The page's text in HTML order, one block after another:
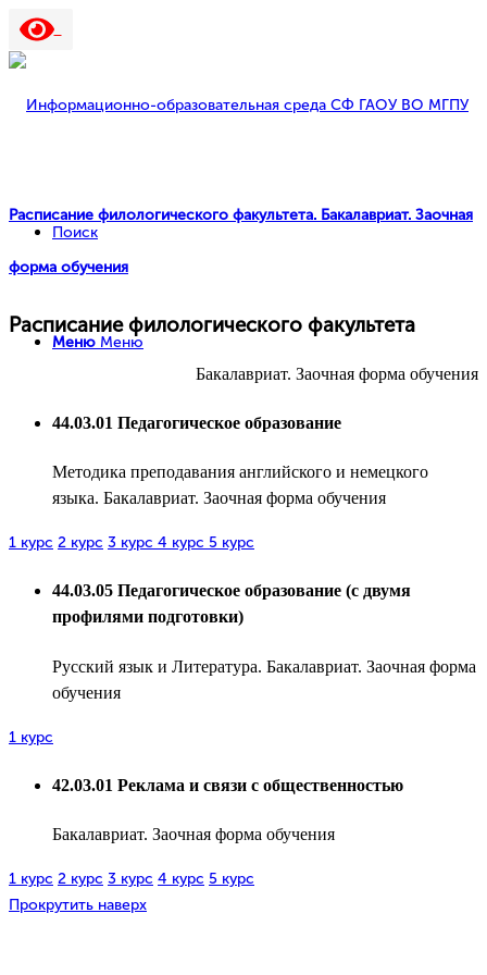
Поиск
Меню Меню
Расписание филологического факультета. Бакалавриат. Заочная
форма обучения
Расписание филологического факультета
Бакалавриат. Заочная форма обучения
44.03.01 Педагогическое образование
Методика преподавания английского и немецкого
языка. Бакалавриат. Заочная форма обучения
1 курс 2 курс 3 курс 4 курс 5 курс
44.03.05 Педагогическое образование (с двумя
профилями подготовки)
Русский язык и Литература. Бакалавриат. Заочная форма
обучения
1 курс
42.03.01 Реклама и связи с общественностью
Бакалавриат. Заочная форма обучения
1 курс 2 курс 3 курс 4 курс 5 курс
Прокрутить наверх